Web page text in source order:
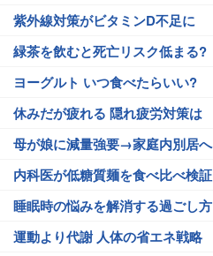
紫外線対策がビタミンD不足に
緑茶を飲むと死亡リスク低まる?
ヨーグルト いつ食べたらいい?
休みだが疲れる 隠れ疲労対策は
母が娘に減量強要→家庭内別居へ
内科医が低糖質麺を食べ比べ検証
睡眠時の悩みを解消する過ごし方
運動より代謝 人体の省エネ戦略